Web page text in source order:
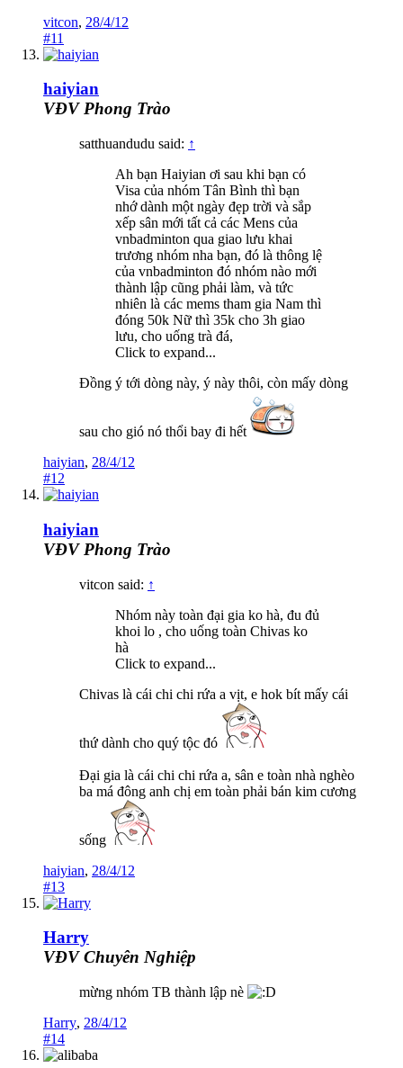
vitcon, 28/4/12
#11
haiyian
VĐV Phong Trào
satthuandudu said: ↑
Ah bạn Haiyian ơi sau khi bạn có
Visa của nhóm Tân Bình thì bạn
nhớ dành một ngày đẹp trời và sắp
xếp sân mới tất cả các Mens của
vnbadminton qua giao lưu khai
trương nhóm nha bạn, đó là thông lệ
của vnbadminton đó nhóm nào mới
thành lập cũng phải làm, và tức
nhiên là các mems tham gia Nam thì
đóng 50k Nữ thì 35k cho 3h giao
lưu, cho uống trà đá,
Click to expand...
Đồng ý tới dòng này, ý này thôi, còn mấy dòng
sau cho gió nó thổi bay đi hết
haiyian, 28/4/12
#12
haiyian
VĐV Phong Trào
vitcon said: ↑
Nhóm này toàn đại gia ko hà, đu đủ
khoi lo , cho uống toàn Chivas ko
hà
Click to expand...
Chivas là cái chi chi rứa a vịt, e hok bít mấy cái
thứ dành cho quý tộc đó
Đại gia là cái chi chi rứa a, sân e toàn nhà nghèo
ba má đông anh chị em toàn phải bán kim cương
sống
haiyian, 28/4/12
#13
Harry
VĐV Chuyên Nghiệp
mừng nhóm TB thành lập nè
Harry, 28/4/12
#14